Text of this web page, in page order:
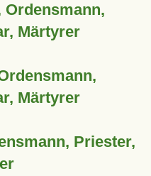
Ordensmann,
Märtyrer
Märtyrer
Priester,